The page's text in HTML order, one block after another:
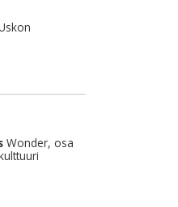
Wonder, osa